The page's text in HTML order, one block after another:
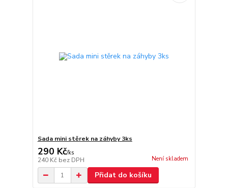
Sada mini stěrek na záhyby 3ks
290 Kč/ks
240 Kč bez DPH Není skladem
Přidat do košíku